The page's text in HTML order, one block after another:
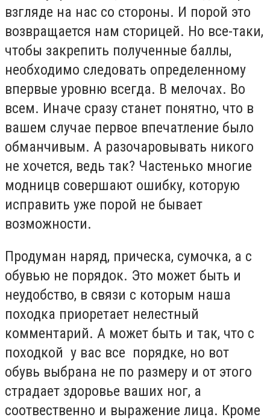
взгляде на нас со стороны. И порой это
возвращается нам сторицей. Но все-таки,
чтобы закрепить полученные баллы,
необходимо следовать определенному
впервые уровню всегда. В мелочах. Во
всем. Иначе сразу станет понятно, что в
вашем случае первое впечатление было
обманчивым. А разочаровывать никого
не хочется, ведь так? Частенько многие
модницв совершают ошибку, которую
исправить уже порой не бывает
возможности.
Продуман наряд, прическа, сумочка, а с
обувью не порядок. Это может быть и
неудобство, в связи с которым наша
походка приоретает нелестный
комментарий. А может быть и так, что с
походкой у вас все порядке, но вот
обувь выбрана не по размеру и от этого
страдает здоровье ваших ног, а
соотвественно и выражение лица. Кроме